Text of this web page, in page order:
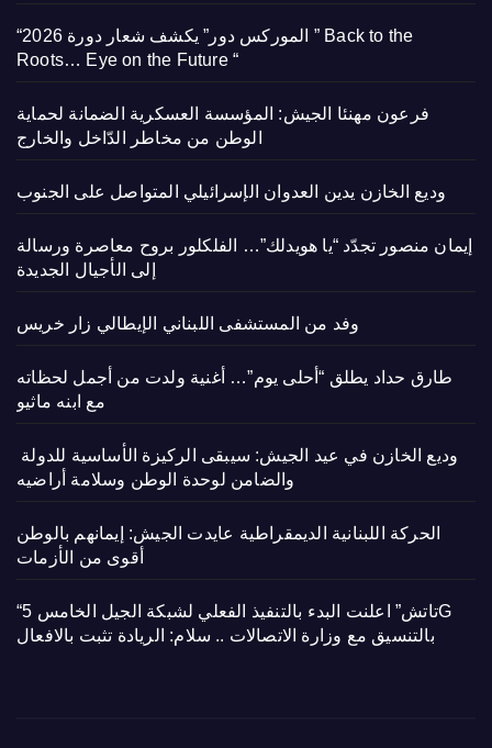
“الموركس دور” يكشف شعار دورة 2026 ” Back to the
Roots… Eye on the Future “
فرعون مهنئا الجيش: المؤسسة العسكرية الضمانة لحماية
الوطن من مخاطر الدّاخل والخارج
وديع الخازن يدين العدوان الإسرائيلي المتواصل على الجنوب
إيمان منصور تجدّد “يا هويدلك”… الفلكلور بروح معاصرة ورسالة
إلى الأجيال الجديدة
وفد من المستشفى اللبناني الإيطالي زار خريس
طارق حداد يطلق “أحلى يوم”… أغنية ولدت من أجمل لحظاته
مع ابنه ماثيو
والضامن لوحدة الوطن وسلامة أراضيه
الحركة اللبنانية الديمقراطية عايدت الجيش: إيمانهم بالوطن
أقوى من الأزمات
“تاتش” اعلنت البدء بالتنفيذ الفعلي لشبكة الجيل الخامس 5G
بالتنسيق مع وزارة الاتصالات .. سلام: الريادة تثبت بالافعال